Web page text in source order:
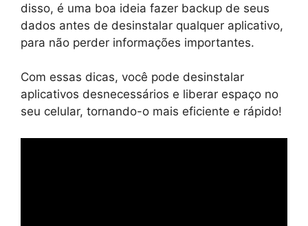
disso, é uma boa ideia fazer backup de seus
dados antes de desinstalar qualquer aplicativo,
para não perder informações importantes.
Com essas dicas, você pode desinstalar
aplicativos desnecessários e liberar espaço no
seu celular, tornando-o mais eficiente e rápido!